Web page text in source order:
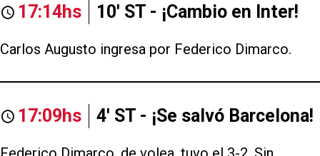
17:14hs 10' ST - ¡Cambio en Inter!
Carlos Augusto ingresa por Federico Dimarco.
17:09hs 4' ST - ¡Se salvó Barcelona!